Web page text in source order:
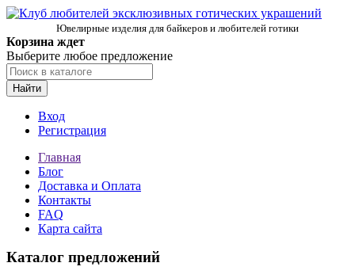
Ювелирные изделия для байкеров и любителей готики
Корзина ждет
Выберите любое предложение
Найти
Вход
Регистрация
Главная
Блог
Доставка и Оплата
Контакты
FAQ
Карта сайта
Каталог предложений